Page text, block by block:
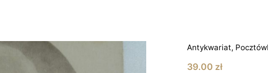
Antykwariat,
39.00 zł